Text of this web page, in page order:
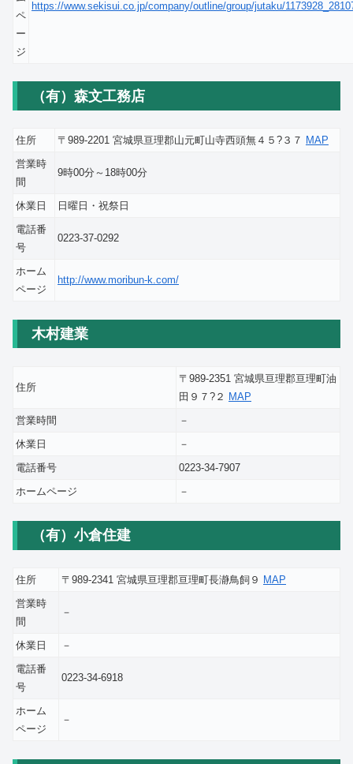
ペ
ー
ジ
https://www.sekisui.co.jp/company/outline/group/jutaku/
（有）森文工務店
住所 〒989-2201 宮城県亘理郡山元町山寺西頭無４５?３７ MAP
営業時
間
9時00分～18時00分
休業日
日曜日・祝祭日
電話番
号
0223-37-0292
ホーム
ページ
http://www.moribun-k.com/
木村建業
住所
〒989-2351 宮城県亘理郡亘理町油
田９７?２ MAP
営業時間
－
休業日
－
電話番号
0223-34-7907
ホームページ
－
（有）小倉住建
住所 〒989-2341 宮城県亘理郡亘理町長瀞鳥飼９ MAP
営業時
間
－
休業日
－
電話番
号
0223-34-6918
ホーム
ページ
－